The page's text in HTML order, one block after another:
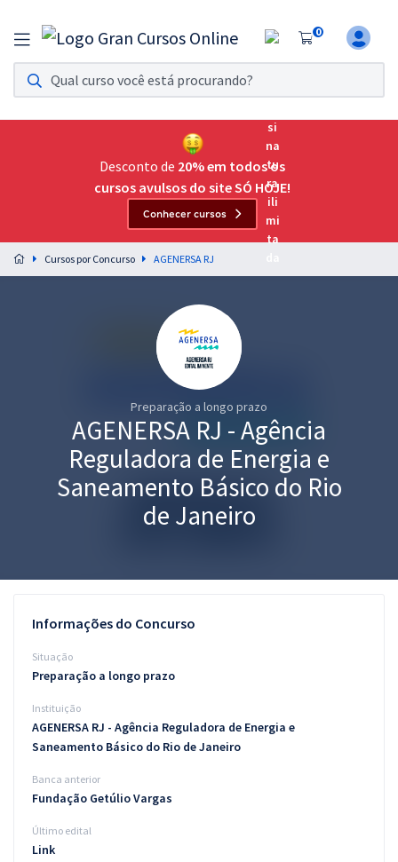
0
Assinatura Ilimitada 11
Acesso a todos os cursos. Teste grátis por 7 dias!
Assinatura OAB Até Passar
Acesso ilimitado a toda preparação para o Exame da
Preparação completa e intensiva para as principais
residências em saúde do Brasil
Graduação
Questões grátis
Conteúdo gratuito
Blog
Aprovados
Atendimento
Desconto de 20% em todos os
cursos avulsos do site SÓ HOJE!
Conhecer cursos
Cursos por Concurso AGENERSA RJ
Preparação a longo prazo
AGENERSA RJ - Agência
Reguladora de Energia e
Saneamento Básico do Rio
de Janeiro
Informações do Concurso
Situação
Preparação a longo prazo
Instituição
AGENERSA RJ - Agência Reguladora de Energia e
Saneamento Básico do Rio de Janeiro
Banca anterior
Fundação Getúlio Vargas
Último edital
Link